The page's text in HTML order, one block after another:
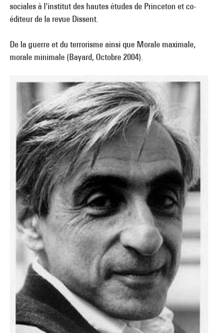
sociales à l'institut des hautes études de Princeton et co-
éditeur de la revue Dissent.
De la guerre et du terrorisme ainsi que Morale maximale,
morale minimale (Bayard, Octobre 2004).